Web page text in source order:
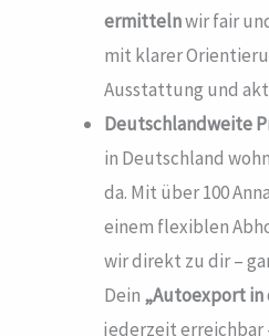
ermittelnwir fair
mit klarer
Ausstattung und
Deutschlandweite
in Deutschland
da. Mit über 100
einem flexiblen
wir direkt zu dir –
Dein „Autoexport in
jederzeit erreichbar